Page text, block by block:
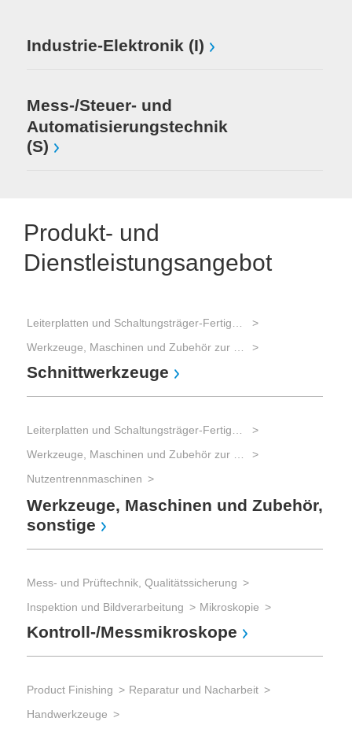
Industrie-Elektronik (I)
Mess-/Steuer- und
Automatisierungstechnik
(S)
Produkt- und
Dienstleistungsangebot
Schnittwerkzeuge
Nutzentrennmaschinen
Werkzeuge, Maschinen und Zubehör,
sonstige
Mess- und Prüftechnik, Qualitätssicherung
Inspektion und Bildverarbeitung
Mikroskopie
Kontroll-/Messmikroskope
Product Finishing
Reparatur und Nacharbeit
Handwerkzeuge